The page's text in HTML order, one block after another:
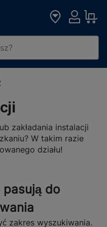
zakładania instalacji
W takim razie
działu!
przewodów są
a przy
przed
różnych
do
zakres wyszukiwania.